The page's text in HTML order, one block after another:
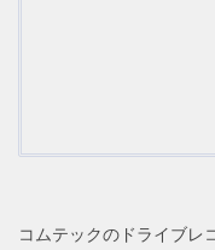
コムテックのドライブレ